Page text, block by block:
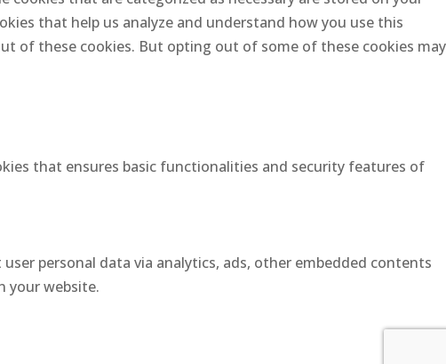
that help us analyze and understand how you use this
of these cookies. But opting out of some of these cookies may
that ensures basic functionalities and security features of
personal data via analytics, ads, other embedded contents
your website.